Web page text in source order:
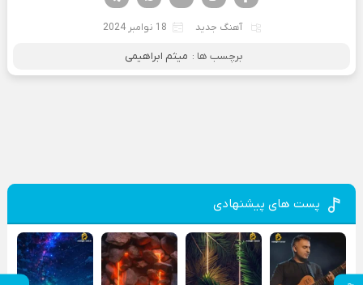
آهنگ جدید 18 نوامبر 2024
برچسب ها : میثم ابراهیمی
پست های پیشنهادی